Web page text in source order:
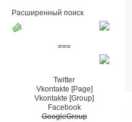
Расширенный поиск
===
Twitter
Vkontakte [Page]
Vkontakte [Group]
Facebook
GoogleGroup